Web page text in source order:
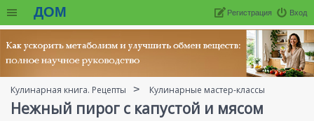
ДОМ Вход
Регистрация
Кулинарная книга. Рецепты Кулинарные мастер-классы
Нежный пирог с капустой и мясом